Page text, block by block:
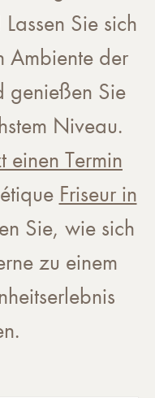
Sie sich
Ambiente der
genießen Sie
Niveau.
einen Termin
Friseur in
Sie, wie sich
zu einem